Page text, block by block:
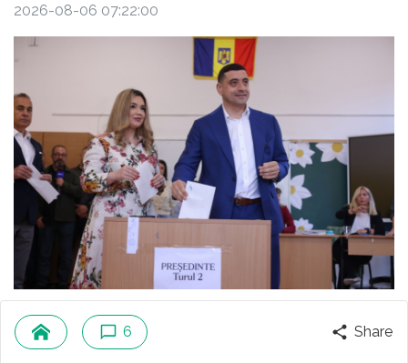
2026-08-06 07:22:00
Am o veste excelentă pentru extremiștii
noștri. În sfârșit, cineva a spus cu voce tare
6 Share